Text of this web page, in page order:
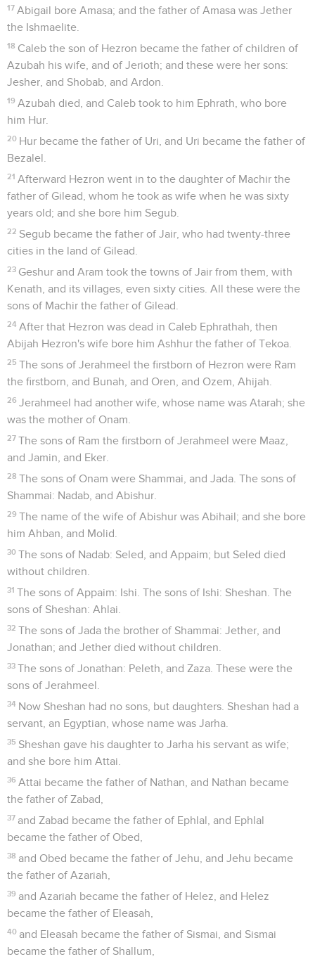
17 Abigail bore Amasa; and the father of Amasa was Jether
the Ishmaelite.
18 Caleb the son of Hezron became the father of children of
Azubah his wife, and of Jerioth; and these were her sons:
Jesher, and Shobab, and Ardon.
19 Azubah died, and Caleb took to him Ephrath, who bore
him Hur.
20 Hur became the father of Uri, and Uri became the father of
Bezalel.
21 Afterward Hezron went in to the daughter of Machir the
father of Gilead, whom he took as wife when he was sixty
years old; and she bore him Segub.
22 Segub became the father of Jair, who had twenty-three
cities in the land of Gilead.
23 Geshur and Aram took the towns of Jair from them, with
Kenath, and its villages, even sixty cities. All these were the
sons of Machir the father of Gilead.
24 After that Hezron was dead in Caleb Ephrathah, then
Abijah Hezron's wife bore him Ashhur the father of Tekoa.
25 The sons of Jerahmeel the firstborn of Hezron were Ram
the firstborn, and Bunah, and Oren, and Ozem, Ahijah.
26 Jerahmeel had another wife, whose name was Atarah; she
was the mother of Onam.
27 The sons of Ram the firstborn of Jerahmeel were Maaz,
and Jamin, and Eker.
28 The sons of Onam were Shammai, and Jada. The sons of
Shammai: Nadab, and Abishur.
29 The name of the wife of Abishur was Abihail; and she bore
him Ahban, and Molid.
30 The sons of Nadab: Seled, and Appaim; but Seled died
without children.
31 The sons of Appaim: Ishi. The sons of Ishi: Sheshan. The
sons of Sheshan: Ahlai.
32 The sons of Jada the brother of Shammai: Jether, and
Jonathan; and Jether died without children.
33 The sons of Jonathan: Peleth, and Zaza. These were the
sons of Jerahmeel.
34 Now Sheshan had no sons, but daughters. Sheshan had a
servant, an Egyptian, whose name was Jarha.
35 Sheshan gave his daughter to Jarha his servant as wife;
and she bore him Attai.
36 Attai became the father of Nathan, and Nathan became
the father of Zabad,
37 and Zabad became the father of Ephlal, and Ephlal
became the father of Obed,
38 and Obed became the father of Jehu, and Jehu became
the father of Azariah,
39 and Azariah became the father of Helez, and Helez
became the father of Eleasah,
40 and Eleasah became the father of Sismai, and Sismai
became the father of Shallum,